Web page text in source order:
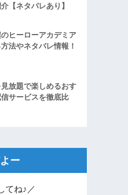
【ネタバレあり】
のヒーローアカデミア
法やネタバレ情報！
放題で楽しめるおす
サービスを徹底比
ー
てね♪／